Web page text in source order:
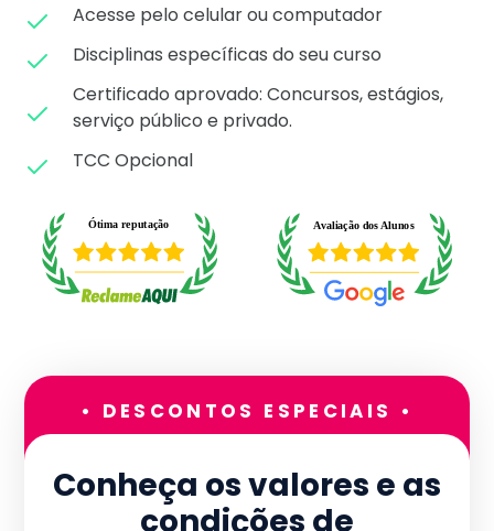
Acesse pelo celular ou computador
Disciplinas específicas do seu curso
Certificado aprovado: Concursos, estágios,
serviço público e privado.
TCC Opcional
• DESCONTOS ESPECIAIS •
Conheça os valores e as
condições de